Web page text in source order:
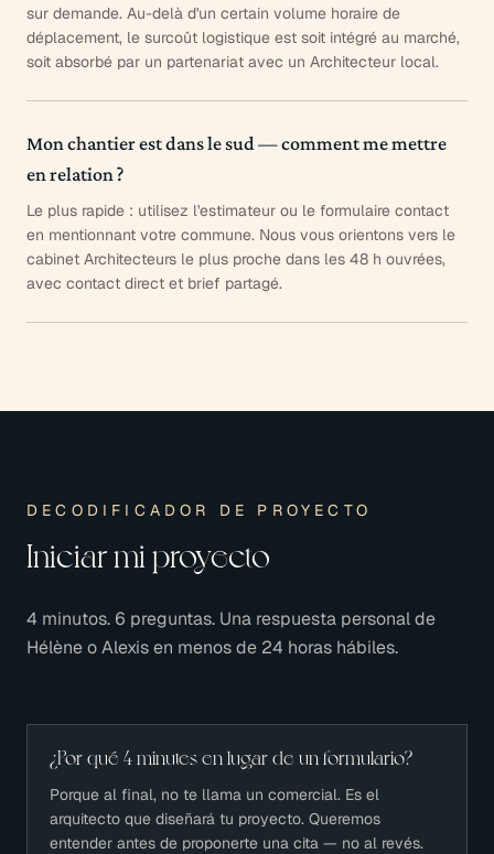
sur demande. Au-delà d'un certain volume horaire de
déplacement, le surcoût logistique est soit intégré au marché,
soit absorbé par un partenariat avec un Architecteur local.
Mon chantier est dans le sud — comment me mettre
en relation ?
Le plus rapide : utilisez l'estimateur ou le formulaire contact
en mentionnant votre commune. Nous vous orientons vers le
cabinet Architecteurs le plus proche dans les 48 h ouvrées,
avec contact direct et brief partagé.
DECODIFICADOR DE PROYECTO
Iniciar mi proyecto
4 minutos. 6 preguntas. Una respuesta personal de
Hélène o Alexis en menos de 24 horas hábiles.
¿Por qué 4 minutes en lugar de un formulario?
Porque al final, no te llama un comercial. Es el
arquitecto que diseñará tu proyecto. Queremos
entender antes de proponerte una cita — no al revés.